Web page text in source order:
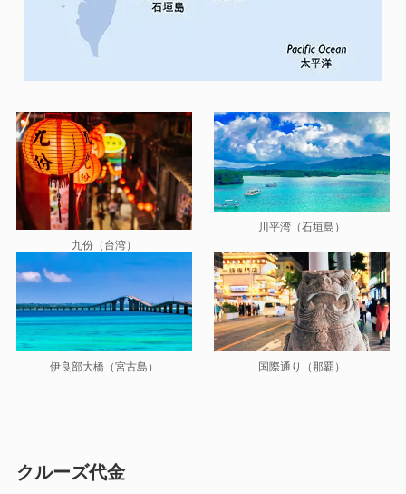
九份（台湾）
川平湾（石垣島）
伊良部大橋（宮古島） 国際通り（那覇）
クルーズ代金